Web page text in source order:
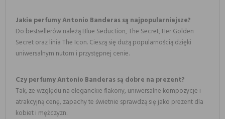
Jakie perfumy Antonio Banderas są najpopularniejsze?
Do bestsellerów należą Blue Seduction, The Secret, Her Golden
Secret oraz linia The Icon. Cieszą się dużą popularnością dzięki
uniwersalnym nutom i przystępnej cenie.
Czy perfumy Antonio Banderas są dobre na prezent?
Tak, ze względu na eleganckie flakony, uniwersalne kompozycje i
atrakcyjną cenę, zapachy te świetnie sprawdzą się jako prezent dla
kobiet i mężczyzn.